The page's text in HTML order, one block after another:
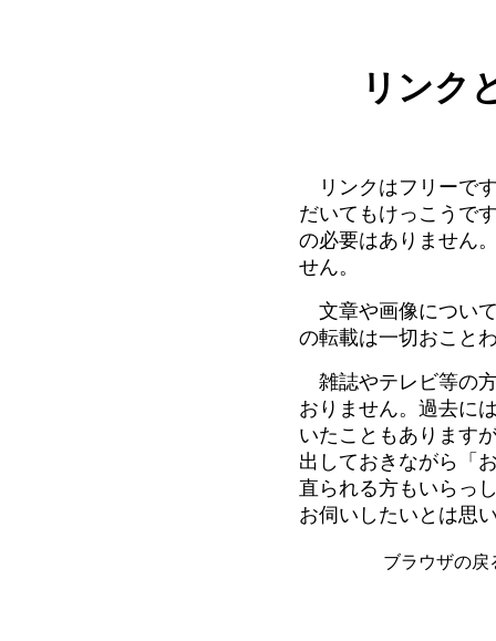
リンク
リンクはフリーで
だいてもけっこうで
の必要はありません
せん。
文章や画像につい
の転載は一切おこと
雑誌やテレビ等の
おりません。過去に
いたこともあります
出しておきながら「
直られる方もいらっ
お伺いしたいとは思
ブラウザの戻